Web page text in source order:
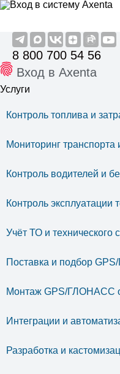
8 800 700 54 56
Вход в Axenta
Услуги
Контроль топлива и
Мониторинг транспорта
Контроль водителей и
Контроль эксплуатации
Учёт ТО и технического
Поставка и подбор
Монтаж GPS/ГЛОНАСС
Интеграции и
Разработка и